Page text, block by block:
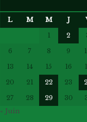
L M M J
1
2
6
7 8 9
13
14 15 16
20
21 22 23
27
28 29 30
« Juin